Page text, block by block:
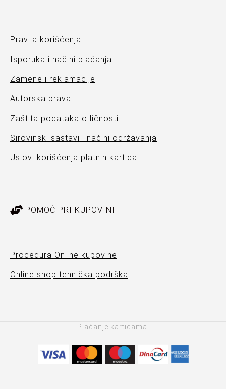
Pravila korišćenja
Isporuka i načini plaćanja
Zamene i reklamacije
Autorska prava
Zaštita podataka o ličnosti
Sirovinski sastavi i načini održavanja
Uslovi korišćenja platnih kartica
POMOĆ PRI KUPOVINI
Procedura Online kupovine
Online shop tehnička podrška
Plaćanje karticama: